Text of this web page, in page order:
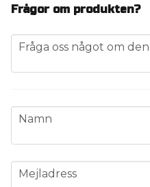
Frågor om produkten?
question
Fråga oss något om
name
Namn
email
Mejladress